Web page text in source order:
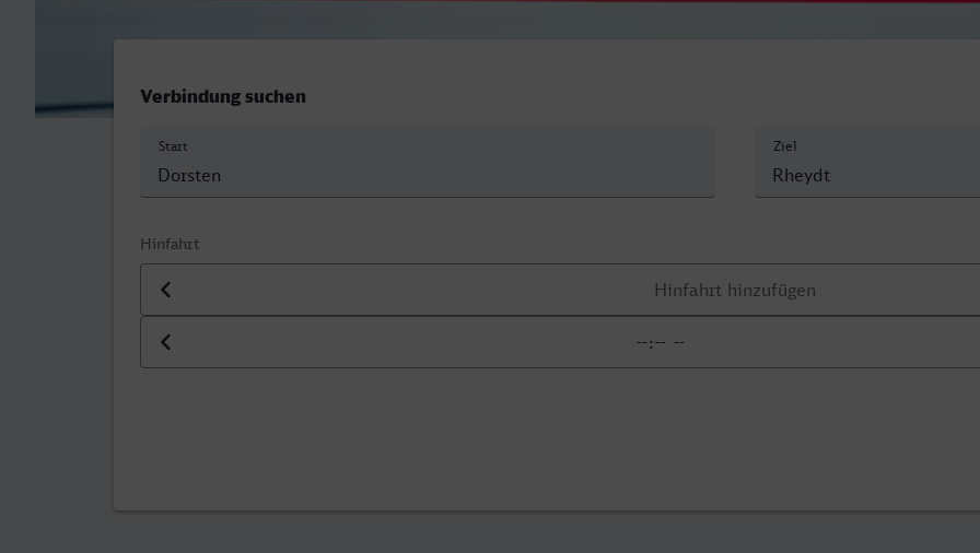
Verbindung suchen
Start Ziel
Hinfahrt
Datum der Hinfahrt
Uhrzeit der Hinfahrt